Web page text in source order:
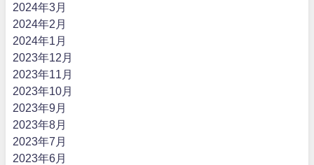
2024年3月
2024年2月
2024年1月
2023年12月
2023年11月
2023年10月
2023年9月
2023年8月
2023年7月
2023年6月